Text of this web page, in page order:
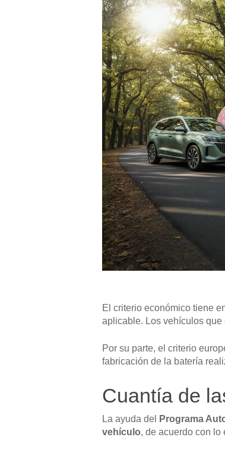
El criterio económico tiene
aplicable. Los vehículos
Por su parte, el criterio
fabricación de la batería
Cuantía de
La ayuda del Programa
vehículo, de acuerdo con lo